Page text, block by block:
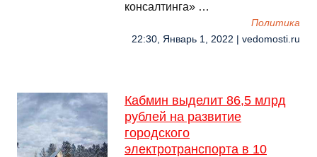
консалтинга» …
Политика
22:30, Январь 1, 2022 | vedomosti.ru
Кабмин выделит 86,5 млрд
рублей на развитие
городского
электротранспорта в 10